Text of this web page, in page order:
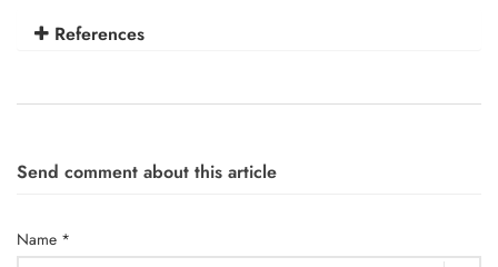
References
Send comment about this article
Name *